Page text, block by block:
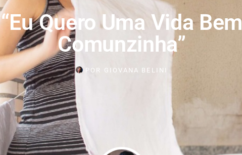
“Eu Quero Uma Vida Bem
Comunzinha”
POR GIOVANA BELINI